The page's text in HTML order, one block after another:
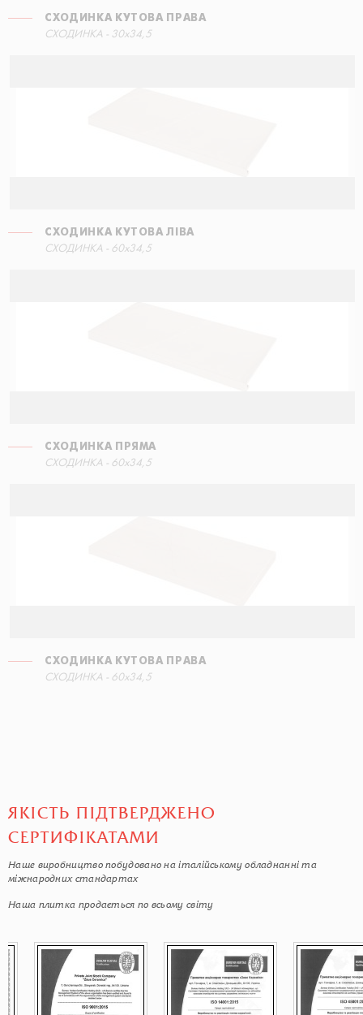
СХОДИНКА КУТОВА ПРАВА
СХОДИНКА - 30x34,5
СХОДИНКА КУТОВА ЛІВА
СХОДИНКА - 60x34,5
СХОДИНКА ПРЯМА
СХОДИНКА - 60x34,5
СХОДИНКА КУТОВА ПРАВА
СХОДИНКА - 60x34,5
ЯКІСТЬ ПІДТВЕРДЖЕНО
СЕРТИФІКАТАМИ
Наше виробництво побудовано на італійському обладнанні та
міжнародних стандартах
Наша плитка продається по всьому світу